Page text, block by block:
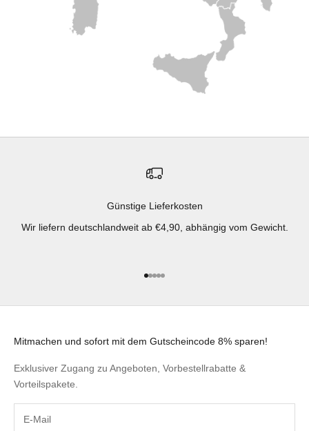
Günstige Lieferkosten
Wir liefern deutschlandweit ab €4,90, abhängig vom Gewicht.
Gehe zu Element 1
Gehe zu Element 2
Gehe zu Element 3
Gehe zu Element 4
Gehe zu Element 5
Mitmachen und sofort mit dem Gutscheincode 8% sparen!
Exklusiver Zugang zu Angeboten, Vorbestellrabatte &
Vorteilspakete.